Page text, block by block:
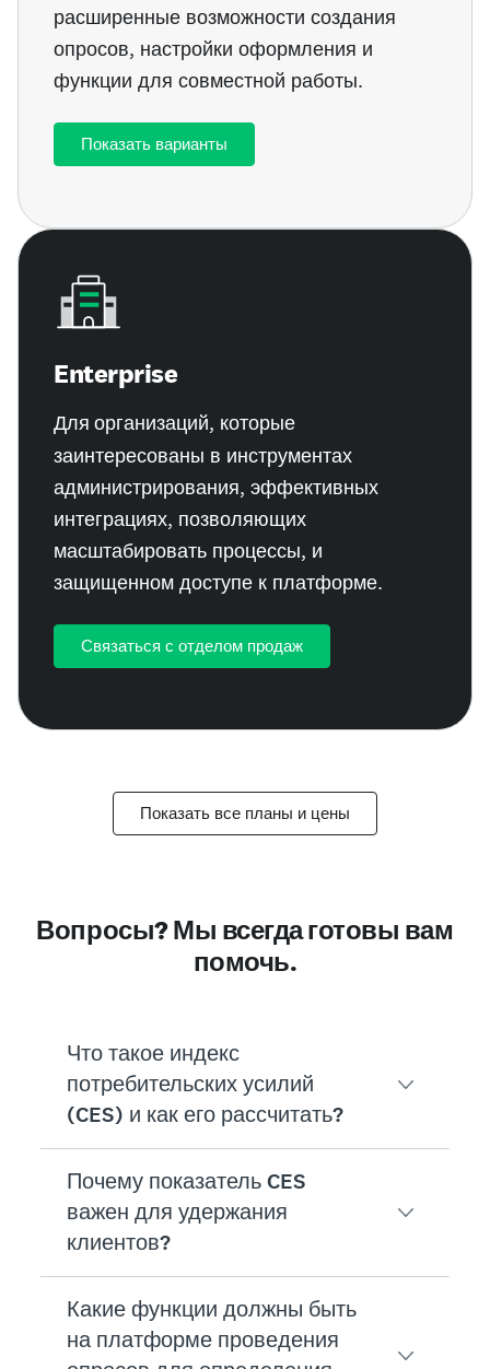
расширенные возможности создания
опросов, настройки оформления и
функции для совместной работы.
Показать варианты
Enterprise
Для организаций, которые
заинтересованы в инструментах
администрирования, эффективных
интеграциях, позволяющих
масштабировать процессы, и
защищенном доступе к платформе.
Связаться с отделом продаж
Показать все планы и цены
Вопросы? Мы всегда готовы вам
помочь.
Что такое индекс
потребительских усилий
(CES) и как его рассчитать?
Индекс потребительских усилий
Клиенты оценивают легкость
Отслеживая показатель CES, вы можете
Почему показатель CES
важен для удержания
клиентов?
Клиенты, у которых взаимодействие с
Какие функции должны быть
на платформе проведения